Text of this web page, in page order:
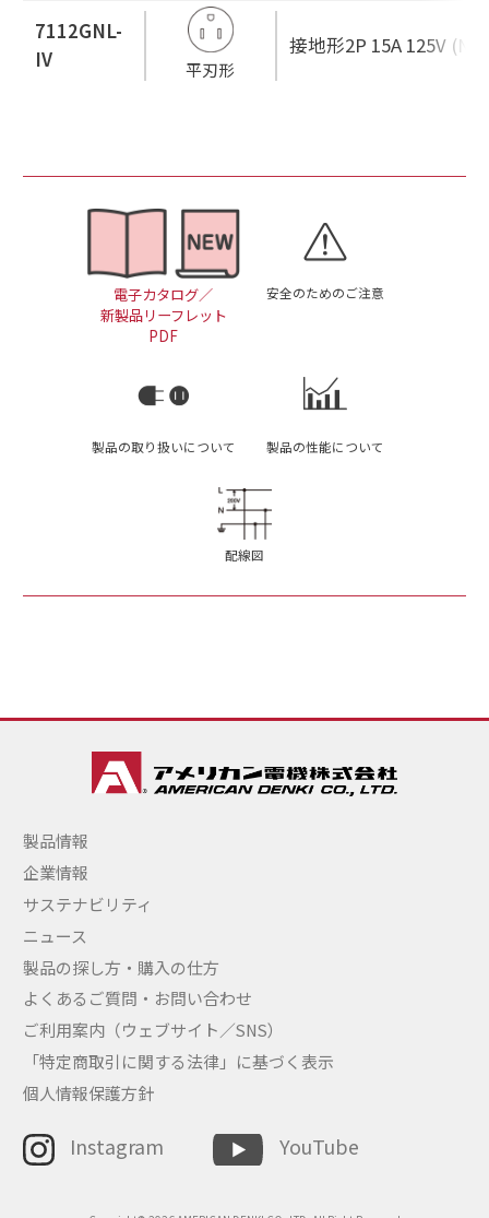
7112GNL-
IV
平刃形
接地形2P 15A 125V
電子カタログ／
新製品リーフレット
PDF
安全のためのご注意
製品の取り扱いについて 製品の性能について
配線図
製品情報
企業情報
サステナビリティ
ニュース
製品の探し方・購入の仕方
よくあるご質問・お問い合わせ
ご利用案内（ウェブサイト／SNS）
「特定商取引に関する法律」に基づく表示
個人情報保護方針
Instagram YouTube